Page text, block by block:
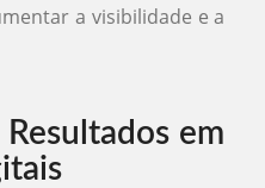
a visibilidade e a
em